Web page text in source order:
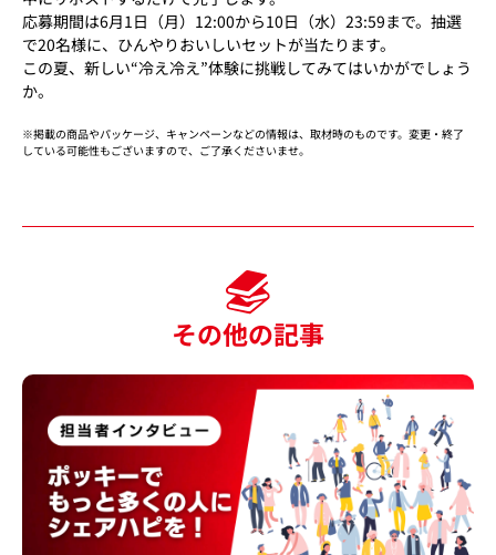
応募期間は6月1日（月）12:00から10日（水）23:59まで。 抽選
で20名様に、ひんやりおいしいセットが当たります。
この夏、新しい“冷え冷え”体験に挑戦してみてはいかがでしょう
か。
※掲載の商品やパッケージ、キャンペーンなどの情報は、取材時のものです。変更・終了
している可能性もございますので、ご了承くださいませ。
その他の記事